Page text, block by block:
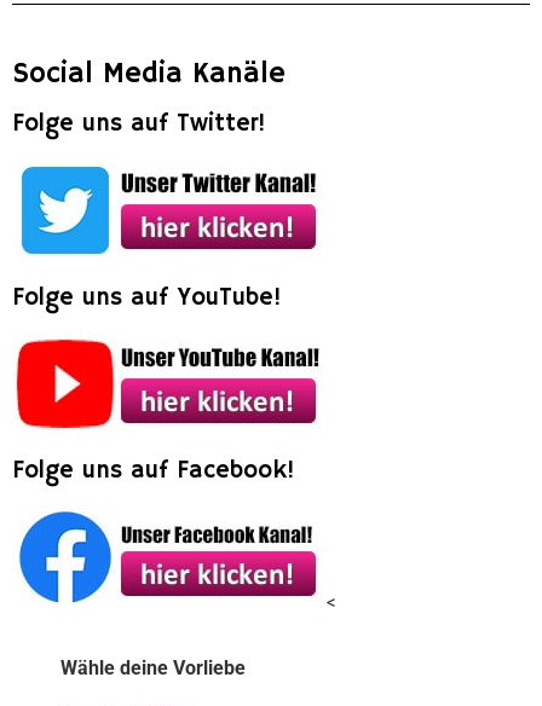
Social Media Kanäle
Folge uns auf Twitter!
Folge uns auf YouTube!
Folge uns auf Facebook!
<
Wähle deine Vorliebe